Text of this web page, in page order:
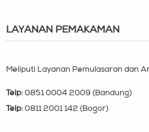
LAYANAN PEMAKAMAN
Meliputi Layanan Pemulasaran dan
Telp: 0851 0004 2009 (Bandung)
Telp: 0811 2001 142 (Bogor)